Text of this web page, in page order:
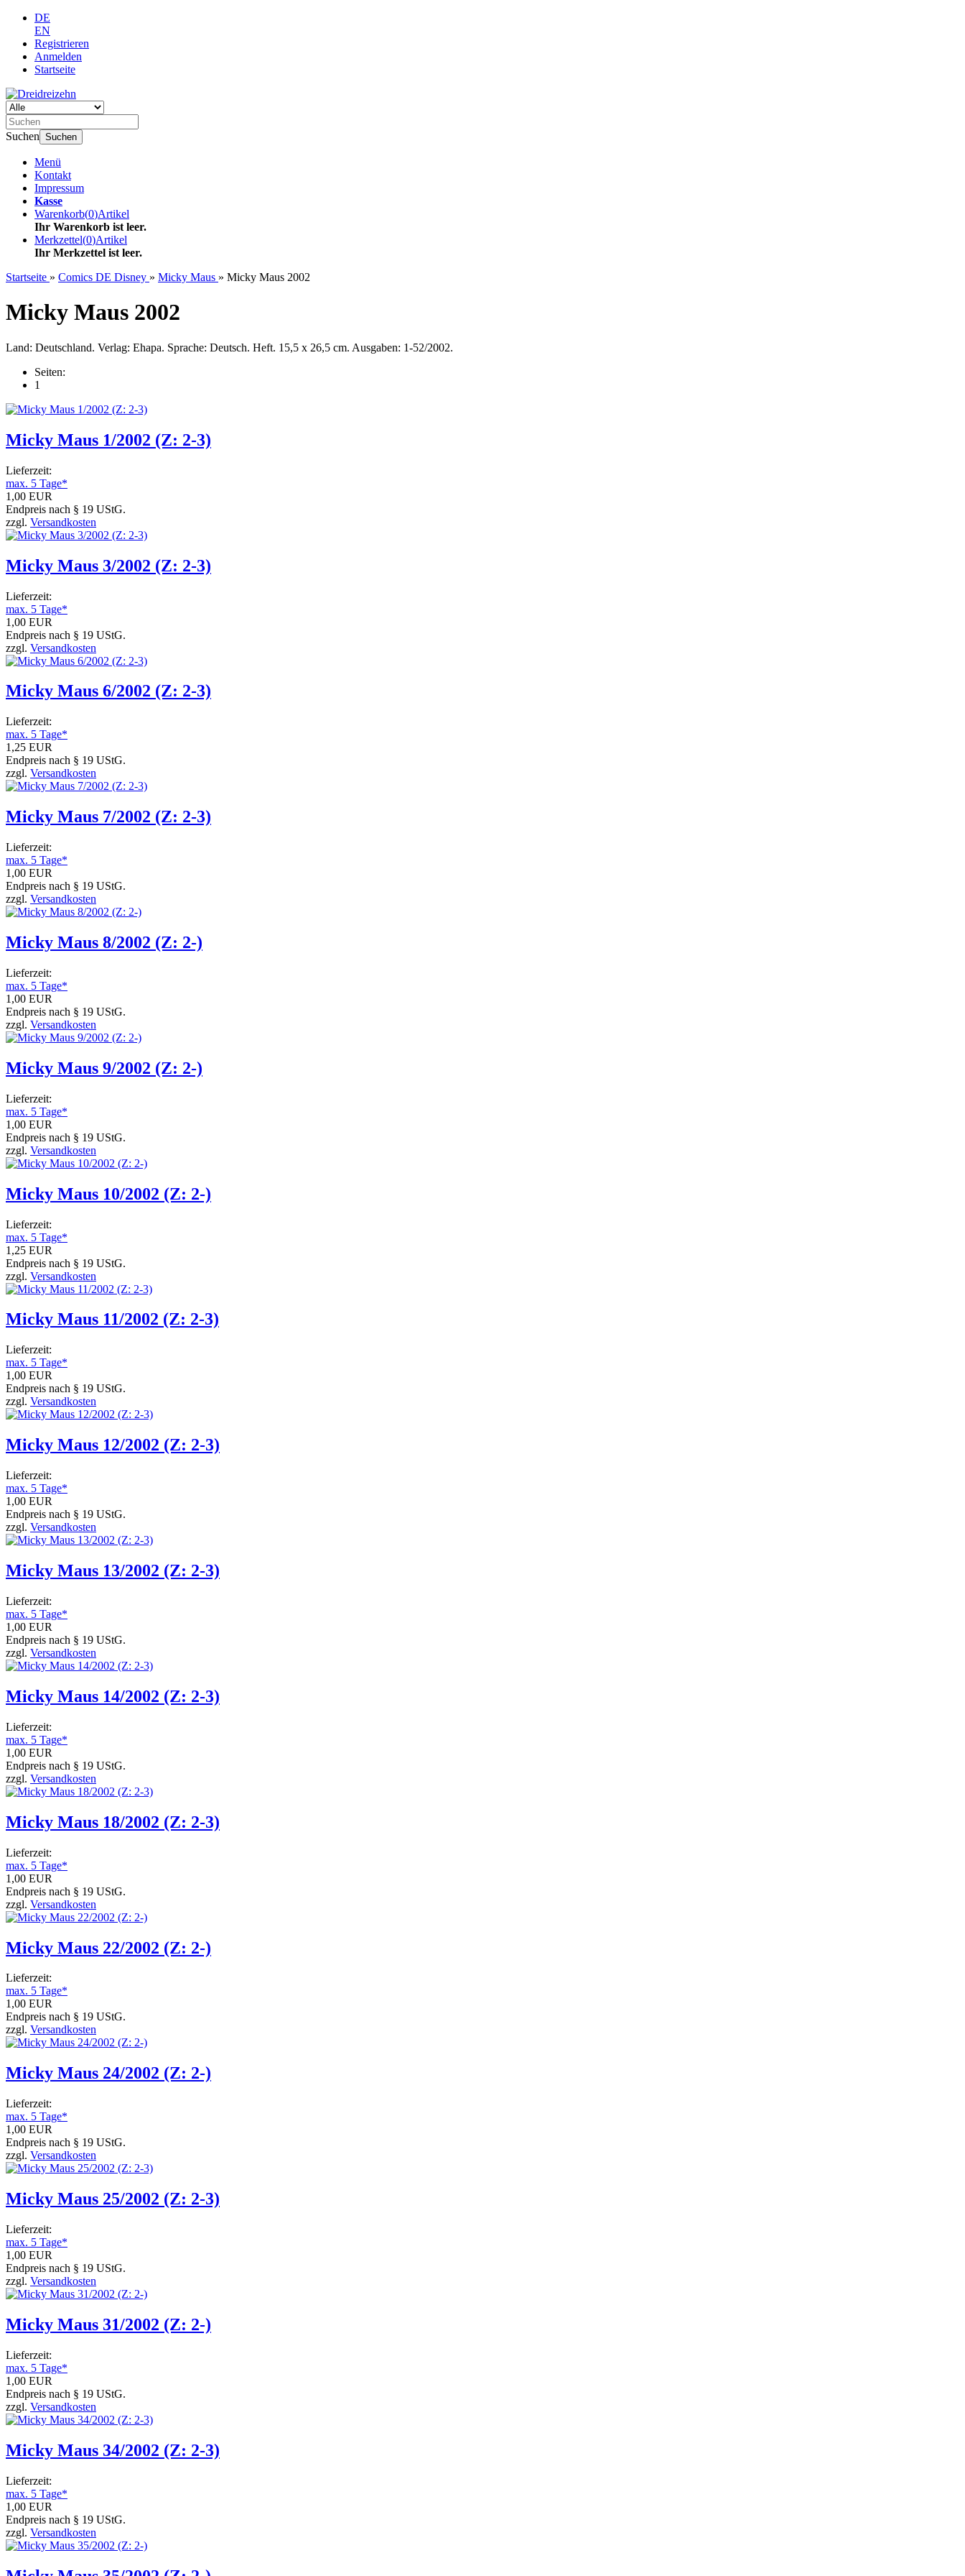
DE
EN
Registrieren
Anmelden
Startseite
Suchen Suchen
Menü
Kontakt
Impressum
Kasse
Warenkorb(0)Artikel
Ihr Warenkorb ist leer.
Merkzettel(0)Artikel
Ihr Merkzettel ist leer.
Startseite » Comics DE Disney » Micky Maus » Micky Maus 2002
Micky Maus 2002
Land: Deutschland. Verlag: Ehapa. Sprache: Deutsch. Heft. 15,5 x 26,5 cm. Ausgaben: 1-52/2002.
Seiten:
1
Micky Maus 1/2002 (Z: 2-3)
Lieferzeit:
max. 5 Tage*
1,00 EUR
Endpreis nach § 19 UStG.
zzgl. Versandkosten
Micky Maus 3/2002 (Z: 2-3)
Lieferzeit:
max. 5 Tage*
1,00 EUR
Endpreis nach § 19 UStG.
zzgl. Versandkosten
Micky Maus 6/2002 (Z: 2-3)
Lieferzeit:
max. 5 Tage*
1,25 EUR
Endpreis nach § 19 UStG.
zzgl. Versandkosten
Micky Maus 7/2002 (Z: 2-3)
Lieferzeit:
max. 5 Tage*
1,00 EUR
Endpreis nach § 19 UStG.
zzgl. Versandkosten
Micky Maus 8/2002 (Z: 2-)
Lieferzeit:
max. 5 Tage*
1,00 EUR
Endpreis nach § 19 UStG.
zzgl. Versandkosten
Micky Maus 9/2002 (Z: 2-)
Lieferzeit:
max. 5 Tage*
1,00 EUR
Endpreis nach § 19 UStG.
zzgl. Versandkosten
Micky Maus 10/2002 (Z: 2-)
Lieferzeit:
max. 5 Tage*
1,25 EUR
Endpreis nach § 19 UStG.
zzgl. Versandkosten
Micky Maus 11/2002 (Z: 2-3)
Lieferzeit:
max. 5 Tage*
1,00 EUR
Endpreis nach § 19 UStG.
zzgl. Versandkosten
Micky Maus 12/2002 (Z: 2-3)
Lieferzeit:
max. 5 Tage*
1,00 EUR
Endpreis nach § 19 UStG.
zzgl. Versandkosten
Micky Maus 13/2002 (Z: 2-3)
Lieferzeit:
max. 5 Tage*
1,00 EUR
Endpreis nach § 19 UStG.
zzgl. Versandkosten
Micky Maus 14/2002 (Z: 2-3)
Lieferzeit:
max. 5 Tage*
1,00 EUR
Endpreis nach § 19 UStG.
zzgl. Versandkosten
Micky Maus 18/2002 (Z: 2-3)
Lieferzeit:
max. 5 Tage*
1,00 EUR
Endpreis nach § 19 UStG.
zzgl. Versandkosten
Micky Maus 22/2002 (Z: 2-)
Lieferzeit:
max. 5 Tage*
1,00 EUR
Endpreis nach § 19 UStG.
zzgl. Versandkosten
Micky Maus 24/2002 (Z: 2-)
Lieferzeit:
max. 5 Tage*
1,00 EUR
Endpreis nach § 19 UStG.
zzgl. Versandkosten
Micky Maus 25/2002 (Z: 2-3)
Lieferzeit:
max. 5 Tage*
1,00 EUR
Endpreis nach § 19 UStG.
zzgl. Versandkosten
Micky Maus 31/2002 (Z: 2-)
Lieferzeit:
max. 5 Tage*
1,00 EUR
Endpreis nach § 19 UStG.
zzgl. Versandkosten
Micky Maus 34/2002 (Z: 2-3)
Lieferzeit:
max. 5 Tage*
1,00 EUR
Endpreis nach § 19 UStG.
zzgl. Versandkosten